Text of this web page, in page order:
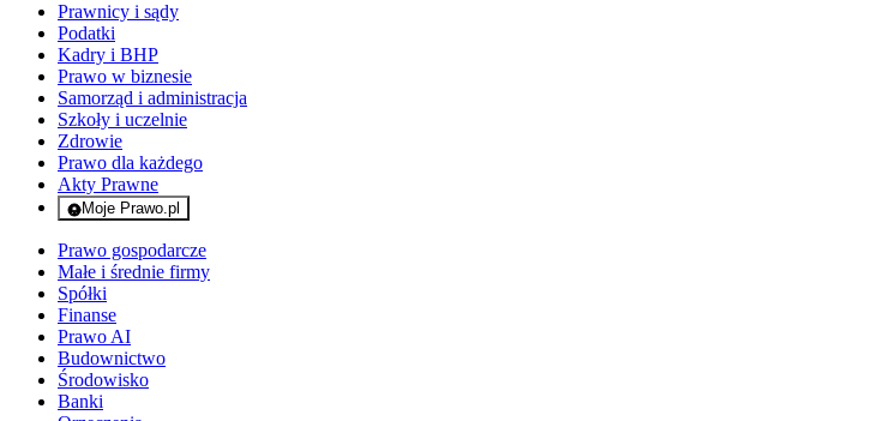
Prawnicy i sądy
Podatki
Kadry i BHP
Prawo w biznesie
Samorząd i administracja
Szkoły i uczelnie
Zdrowie
Prawo dla każdego
Akty Prawne
Moje Prawo.pl
- rejestracja i logowanie do serwisu
Prawo gospodarcze
Małe i średnie firmy
Spółki
Finanse
Prawo AI
Budownictwo
Środowisko
Banki